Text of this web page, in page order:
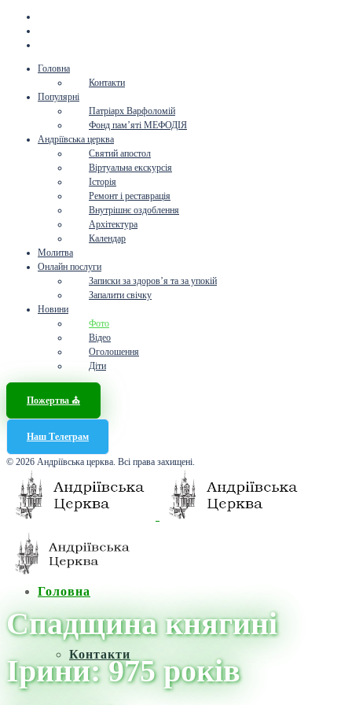
Головна
Контакти
Популярні
Патріарх Варфоломій
Фонд пам’яті МЕФОДІЯ
Андріївська церква
Святий апостол
Віртуальна екскурсія
Історія
Ремонт і реставрація
Внутрішнє оздоблення
Архітектура
Календар
Молитва
Онлайн послуги
Записки за здоров’я та за упокій
Запалити свічку
Новини
Фото
Відео
Оголошення
Діти
Пожертва ⛪️
Наш Телеграм
© 2026 Андріївська церква. Всі права захищені.
Головна
Контакти
Спадщина княгині
Ірини: 975 років